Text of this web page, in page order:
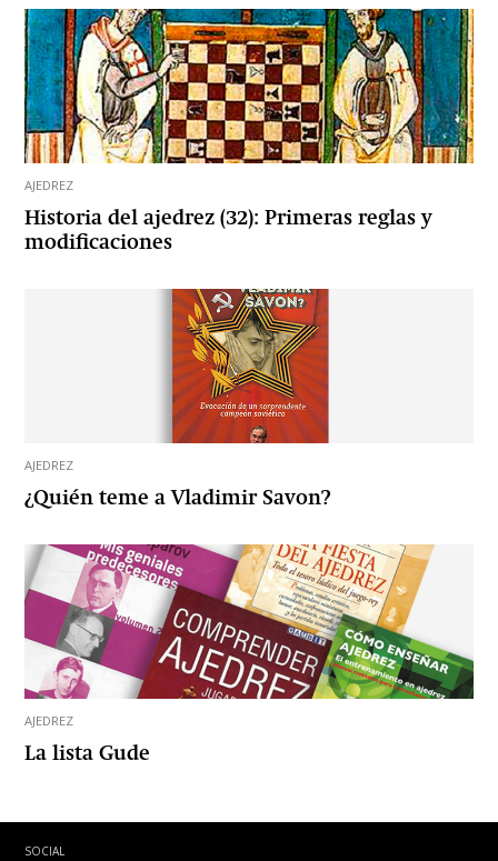
AJEDREZ
Historia del ajedrez (32): Primeras reglas y
modificaciones
AJEDREZ
¿Quién teme a Vladimir Savon?
AJEDREZ
La lista Gude
SOCIAL